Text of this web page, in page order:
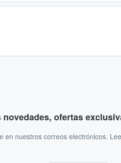
ofertas
en nuestros correos electrónicos.